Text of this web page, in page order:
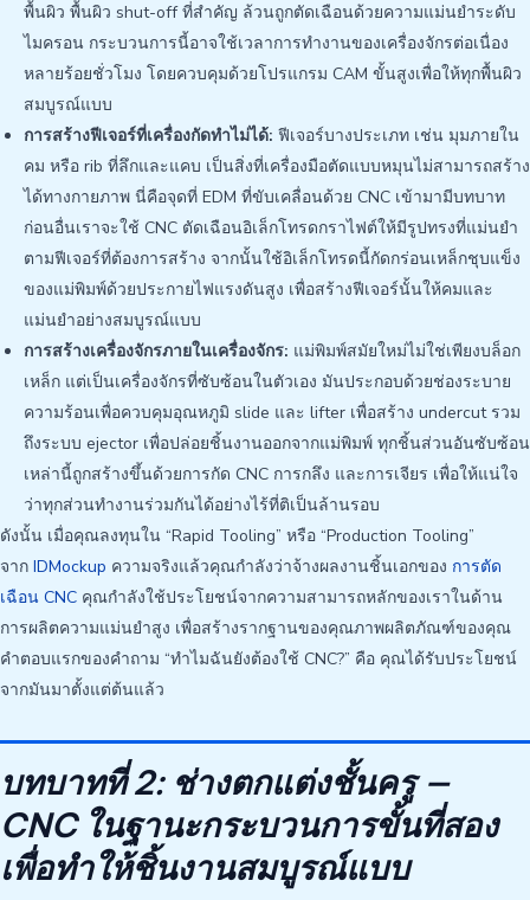
พื้นผิว พื้นผิว shut-off ที่สำคัญ ล้วนถูกตัดเฉือนด้วยความแม่นยำระดับ
ไมครอน กระบวนการนี้อาจใช้เวลาการทำงานของเครื่องจักรต่อเนื่อง
หลายร้อยชั่วโมง โดยควบคุมด้วยโปรแกรม CAM ขั้นสูงเพื่อให้ทุกพื้นผิว
สมบูรณ์แบบ
การสร้างฟีเจอร์ที่เครื่องกัดทำไม่ได้: ฟีเจอร์บางประเภท เช่น มุมภายใน
คม หรือ rib ที่ลึกและแคบ เป็นสิ่งที่เครื่องมือตัดแบบหมุนไม่สามารถสร้าง
ได้ทางกายภาพ นี่คือจุดที่ EDM ที่ขับเคลื่อนด้วย CNC เข้ามามีบทบาท
ก่อนอื่นเราจะใช้ CNC ตัดเฉือนอิเล็กโทรดกราไฟต์ให้มีรูปทรงที่แม่นยำ
ตามฟีเจอร์ที่ต้องการสร้าง จากนั้นใช้อิเล็กโทรดนี้กัดกร่อนเหล็กชุบแข็ง
ของแม่พิมพ์ด้วยประกายไฟแรงดันสูง เพื่อสร้างฟีเจอร์นั้นให้คมและ
แม่นยำอย่างสมบูรณ์แบบ
การสร้างเครื่องจักรภายในเครื่องจักร: แม่พิมพ์สมัยใหม่ไม่ใช่เพียงบล็อก
เหล็ก แต่เป็นเครื่องจักรที่ซับซ้อนในตัวเอง มันประกอบด้วยช่องระบาย
ความร้อนเพื่อควบคุมอุณหภูมิ slide และ lifter เพื่อสร้าง undercut รวม
ถึงระบบ ejector เพื่อปล่อยชิ้นงานออกจากแม่พิมพ์ ทุกชิ้นส่วนอันซับซ้อน
เหล่านี้ถูกสร้างขึ้นด้วยการกัด CNC การกลึง และการเจียร เพื่อให้แน่ใจ
ว่าทุกส่วนทำงานร่วมกันได้อย่างไร้ที่ติเป็นล้านรอบ
ดังนั้น เมื่อคุณลงทุนใน “Rapid Tooling” หรือ “Production Tooling”
จาก IDMockup ความจริงแล้วคุณกำลังว่าจ้างผลงานชิ้นเอกของ การตัด
เฉือน CNC คุณกำลังใช้ประโยชน์จากความสามารถหลักของเราในด้าน
การผลิตความแม่นยำสูง เพื่อสร้างรากฐานของคุณภาพผลิตภัณฑ์ของคุณ
คำตอบแรกของคำถาม “ทำไมฉันยังต้องใช้ CNC?” คือ คุณได้รับประโยชน์
จากมันมาตั้งแต่ต้นแล้ว
บทบาทที่ 2: ช่างตกแต่งชั้นครู —
CNC ในฐานะกระบวนการขั้นที่สอง
เพื่อทำให้ชิ้นงานสมบูรณ์แบบ